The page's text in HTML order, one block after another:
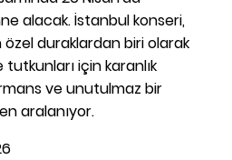
alacak. İstanbul konseri,
duraklardan biri olarak
tutkunları için karanlık
ve unutulmaz bir
aralanıyor.